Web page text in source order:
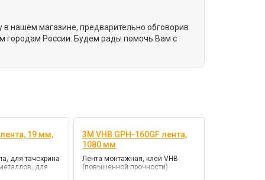
в нашем магазине, предварительно обговорив
городам России. Будем рады помочь Вам с
19 мм,
для тачскрина
для
для
3M VHB GPH-160GF лента,
1080 мм
Лента монтажная, клей VHB
(повышенной прочности)